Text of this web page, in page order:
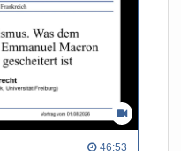
46:53